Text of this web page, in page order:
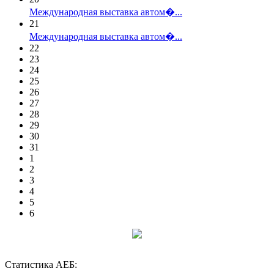
Международная выставка автом�...
21
Международная выставка автом�...
22
23
24
25
26
27
28
29
30
31
1
2
3
4
5
6
Статистика АЕБ: